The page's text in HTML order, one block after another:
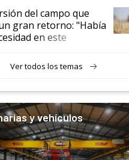
del campo que
gran retorno: "Había
en este
Ver todos los temas
y vehículos